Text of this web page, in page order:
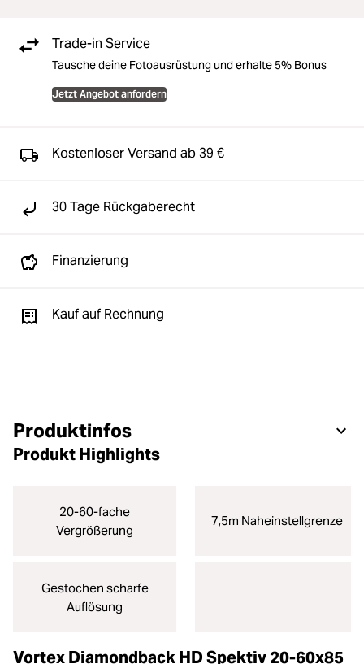
Trade-in Service
Tausche deine Fotoausrüstung und erhalte 5% Bonus
Jetzt Angebot anfordern
Kostenloser Versand ab 39 €
30 Tage Rückgaberecht
Finanzierung
Kauf auf Rechnung
Produktinfos
Produkt Highlights
20-60-fache
Vergrößerung
7,5m Naheinstellgrenze
Gestochen scharfe
Auflösung
Vortex Diamondback HD Spektiv 20-60x85